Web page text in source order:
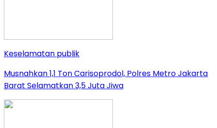
Keselamatan publik
Musnahkan 1,1 Ton Carisoprodol, Polres Metro Jakarta
Barat Selamatkan 3,5 Juta Jiwa